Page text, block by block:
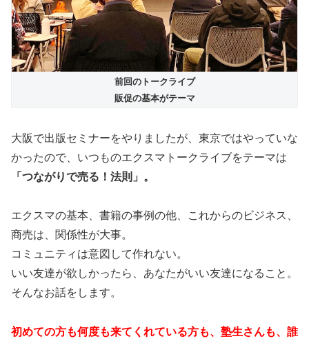
前回のトークライブ
販促の基本がテーマ
大阪で出版セミナーをやりましたが、東京ではやっていな
かったので、いつものエクスマトークライブをテーマは
「つながりで売る！法則」。
エクスマの基本、書籍の事例の他、これからのビジネス、
商売は、関係性が大事。
コミュニティは意図して作れない。
いい友達が欲しかったら、あなたがいい友達になること。
そんなお話をします。
初めての方も何度も来てくれている方も、塾生さんも、誰